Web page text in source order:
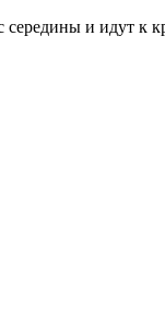
и идут к